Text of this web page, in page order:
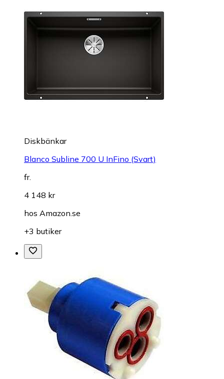
Diskbänkar
Blanco Subline 700 U InFino (Svart)
fr.
4 148 kr
hos Amazon.se
+3 butiker